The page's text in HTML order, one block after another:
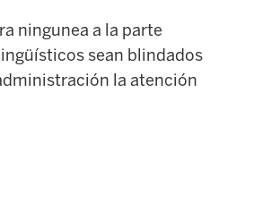
ningunea a la parte
sean blindados
la atención